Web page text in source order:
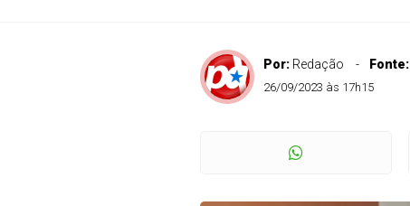
Por: Redação Fonte:
26/09/2023 às 17h15